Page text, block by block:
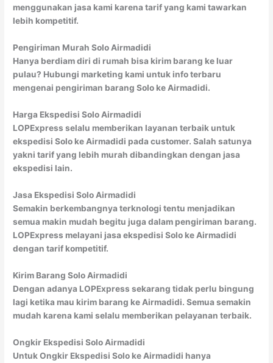
menggunakan jasa kami karena tarif yang kami tawarkan
lebih kompetitif.
Pengiriman Murah Solo Airmadidi
Hanya berdiam diri di rumah bisa kirim barang ke luar
pulau? Hubungi marketing kami untuk info terbaru
mengenai pengiriman barang Solo ke Airmadidi.
Harga Ekspedisi Solo Airmadidi
LOPExpress selalu memberikan layanan terbaik untuk
ekspedisi Solo ke Airmadidi pada customer. Salah satunya
yakni tarif yang lebih murah dibandingkan dengan jasa
ekspedisi lain.
Jasa Ekspedisi Solo Airmadidi
Semakin berkembangnya terknologi tentu menjadikan
semua makin mudah begitu juga dalam pengiriman barang.
LOPExpress melayani jasa ekspedisi Solo ke Airmadidi
dengan tarif kompetitif.
Kirim Barang Solo Airmadidi
Dengan adanya LOPExpress sekarang tidak perlu bingung
lagi ketika mau kirim barang ke Airmadidi. Semua semakin
mudah karena kami selalu memberikan pelayanan terbaik.
Ongkir Ekspedisi Solo Airmadidi
Untuk Ongkir Ekspedisi Solo ke Airmadidi hanya